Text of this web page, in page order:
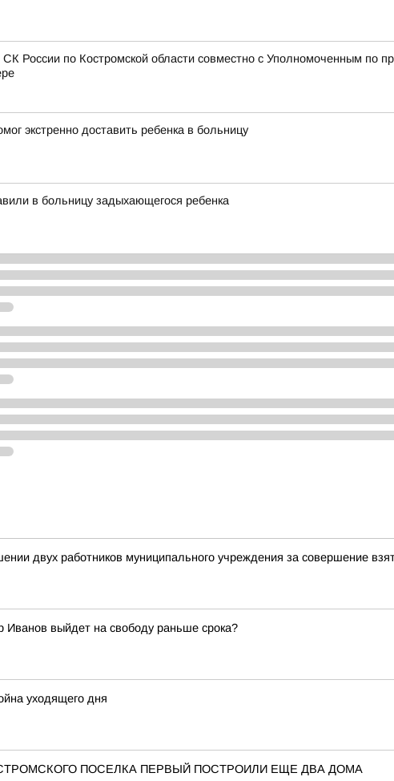
России по Костромской области совместно с Уполномоченным по
экстренно доставить ребенка в больницу
в больницу задыхающегося ребенка
двух работников муниципального учреждения за совершение
Иванов выйдет на свободу раньше срока?
уходящего дня
ПОСЕЛКА ПЕРВЫЙ ПОСТРОИЛИ ЕЩЕ ДВА ДОМА